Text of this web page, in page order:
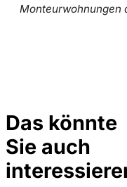
Monteurwohnungen
Das könnte
Sie auch